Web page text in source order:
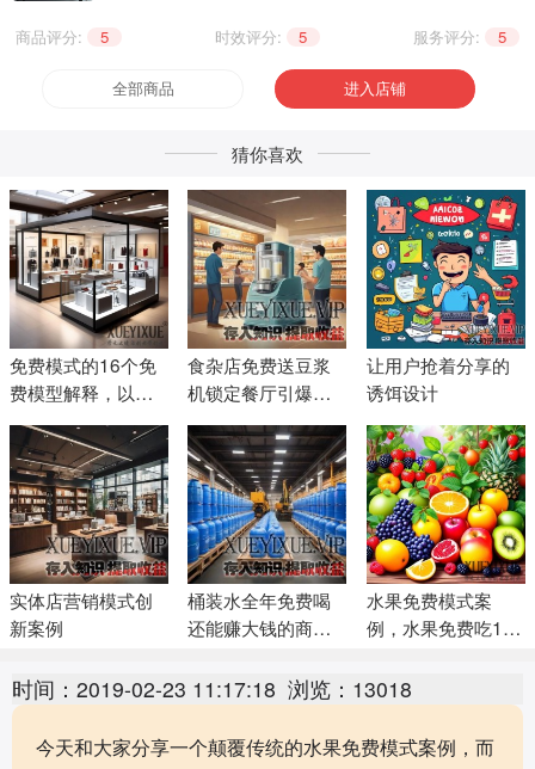
个性生活，健康养生 精神文化
商品评分: 5 时效评分: 5 服务评分: 5
全部商品 进入店铺
猜你喜欢
免费模式的16个免
费模型解释，以及
企业设计免费模式
的核心要点
食杂店免费送豆浆
机锁定餐厅引爆生
意
让用户抢着分享的
诱饵设计
实体店营销模式创
新案例
桶装水全年免费喝
还能赚大钱的商业
水果免费模式案
例，水果免费吃10
并锁定用户钱包
时间：2019-02-23 11:17:18 浏览：13018
今天和大家分享一个颠覆传统的水果免费模式案例，而